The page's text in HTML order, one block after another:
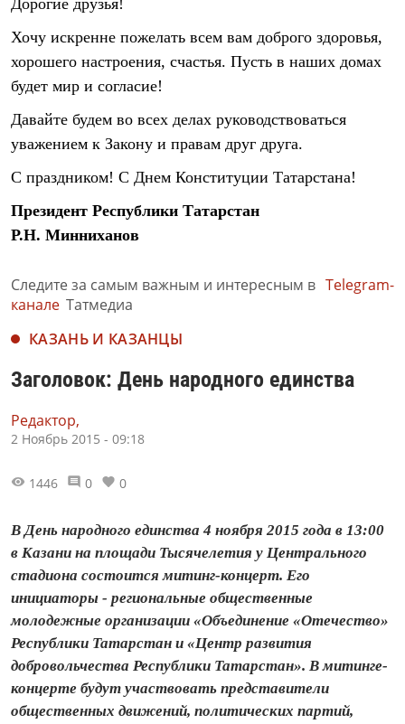
Дорогие друзья!
Хочу искренне пожелать всем вам доброго здоровья,
хорошего настроения, счастья. Пусть в наших домах
будет мир и согласие!
Давайте будем во всех делах руководствоваться
уважением к Закону и правам друг друга.
С праздником! С Днем Конституции Татарстана!
Президент Республики Татарстан
Р.Н. Минниханов
Следите за самым важным и интересным в Telegram-
канале Татмедиа
КАЗАНЬ И КАЗАНЦЫ
Заголовок: День народного единства
Редактор,
2 Ноябрь 2015 - 09:18
1446 0 0
В День народного единства 4 ноября 2015 года в 13:00
в Казани на площади Тысячелетия у Центрального
стадиона состоится митинг-концерт. Его
инициаторы - региональные общественные
молодежные организации «Объединение «Отечество»
Республики Татарстан и «Центр развития
добровольчества Республики Татарстан». В митинге-
концерте будут участвовать представители
общественных движений, политических партий,